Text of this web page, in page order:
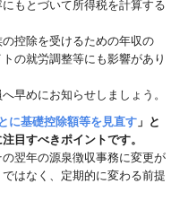
もとづいて所得税を計算する
控除を受けるための年収の
の就労調整等にも影響があり
早めにお知らせしましょう。
に基礎控除額等を見直す 」と
目すべきポイントです。
翌年の源泉徴収事務に変更が
はなく、定期的に変わる前提